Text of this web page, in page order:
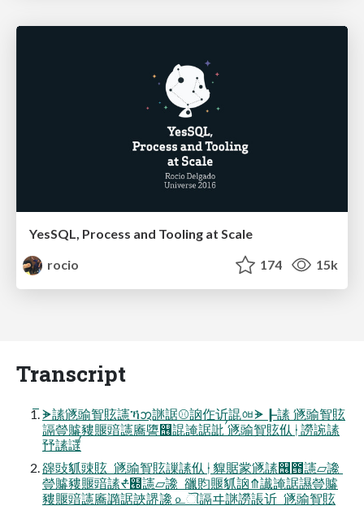
YesSQL, Process and Tooling at Scale
rocio
174 15k
Transcript
୕ᗘ䛾䝇䜽䝷䝮䜢ኻᩋ䛧䛯⚾䛜㑅䜣䛰ᅄᗘ┠䛾 䝇䜽䝷䝮
䛿䝁䞊䝏䞁䜾䜢㢗䜐஦䛰䛳䛯䚹 ࠥ䝇䜽䝷䝮㐺ᛂ䜎䛷䛾
㐨䛾䜚ࠥ
䜰䜴䝖䜹䝮  䝇䜽䝷䝮䜈䛾㐺ᛂ䝥䝻䝉䝇䛾஦౛䜢▱䜛 
䝁䞊䝏䞁䜾䛾ᙺ๭䜢▱䜛  䜲䝧䞁䝖䛜⤊䜟䛳䛯䜙䝁䞊
䝏䞁䜾䜢㢗䜏䛯䛟䛺䜛 ௨ୗ䛿ヰ䛧䜎䛫䜣  䝇䜽䝷䝮